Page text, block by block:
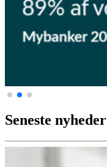
Seneste nyheder